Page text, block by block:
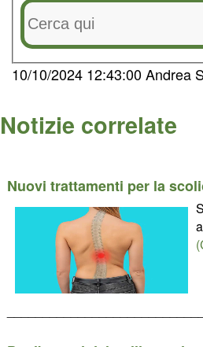
10/10/2024 12:43:00 Andrea
Notizie correlate
Nuovi trattamenti per la